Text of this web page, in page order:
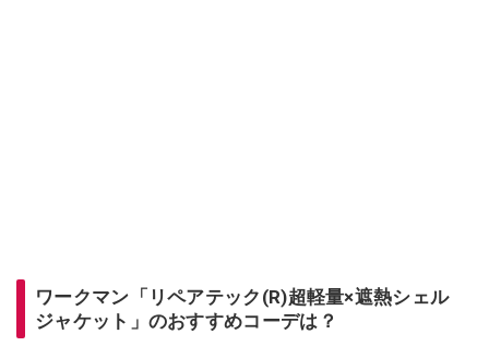
ワークマン「リペアテック(R)超軽量×遮熱シェル
ジャケット」のおすすめコーデは？